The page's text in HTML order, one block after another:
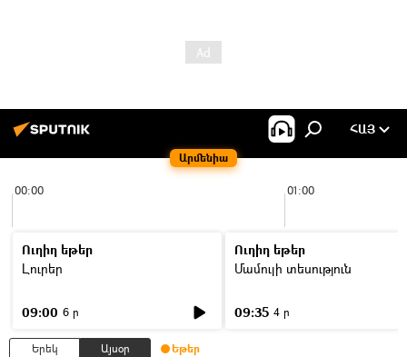
Արմենիա
ՀԱՅ
00:00 01:00
Ուղիղ եթեր
Լուրեր
09:00 6 ր
Ուղիղ եթեր
Մամուլի տեսություն
09:35 4 ր
Երեկ Այսօր Եթեր